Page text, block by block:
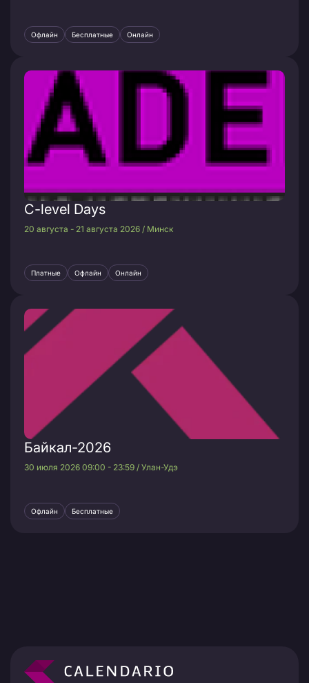
Офлайн Бесплатные Онлайн
C-level Days
20 августа - 21 августа 2026 / Минск
Платные Офлайн Онлайн
Байкал-2026
30 июля 2026 09:00 - 23:59 / Улан-Удэ
Офлайн Бесплатные